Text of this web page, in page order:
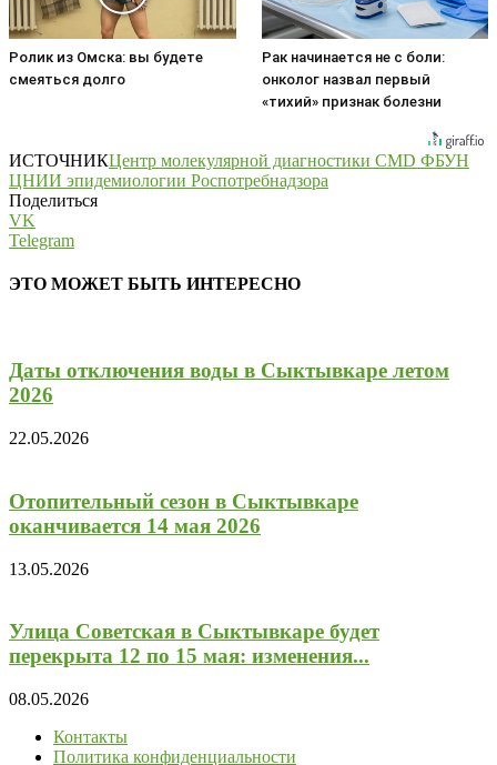
Ролик из Омска: вы будете
смеяться долго
Рак начинается не с боли:
онколог назвал первый
«тихий» признак болезни
ИСТОЧНИКЦентр молекулярной диагностики CMD ФБУН
ЦНИИ эпидемиологии Роспотребнадзора
Поделиться
VK
Telegram
ЭТО МОЖЕТ БЫТЬ ИНТЕРЕСНО
Даты отключения воды в Сыктывкаре летом
2026
22.05.2026
Отопительный сезон в Сыктывкаре
оканчивается 14 мая 2026
13.05.2026
Улица Советская в Сыктывкаре будет
перекрыта 12 по 15 мая: изменения...
08.05.2026
Контакты
Политика конфиденциальности